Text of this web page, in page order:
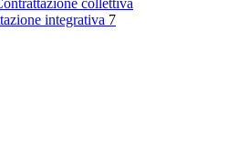
collettiva
integrativa 7